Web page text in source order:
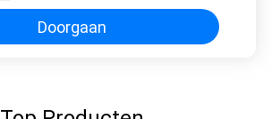
Doorgaan